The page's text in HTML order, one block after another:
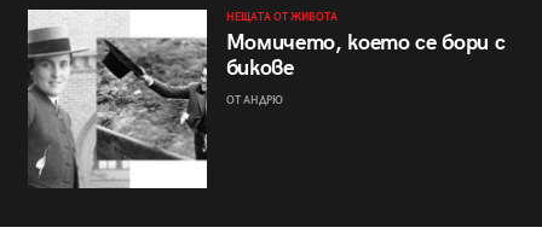
НЕЩАТА ОТ ЖИВОТА
Момичето, което се бори с
бикове
ОТ АНДРЮ